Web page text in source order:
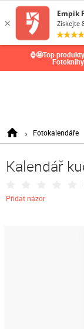
⌚🤩Top
Fotokalendáře
Kalendář
Přidat názor